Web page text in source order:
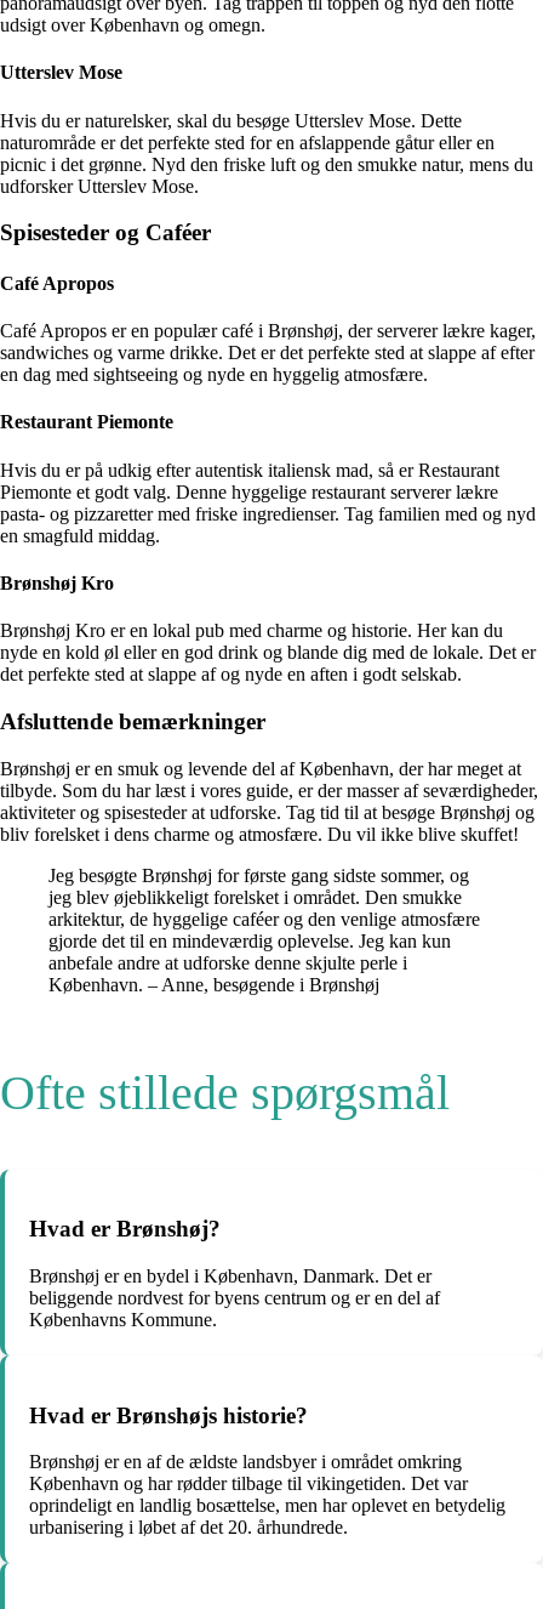
udsigt over København og omegn.
Utterslev Mose
Hvis du er naturelsker, skal du besøge Utterslev Mose. Dette
naturområde er det perfekte sted for en afslappende gåtur eller en
picnic i det grønne. Nyd den friske luft og den smukke natur, mens du
udforsker Utterslev Mose.
Spisesteder og Caféer
Café Apropos
Café Apropos er en populær café i Brønshøj, der serverer lækre kager,
sandwiches og varme drikke. Det er det perfekte sted at slappe af efter
en dag med sightseeing og nyde en hyggelig atmosfære.
Restaurant Piemonte
Hvis du er på udkig efter autentisk italiensk mad, så er Restaurant
Piemonte et godt valg. Denne hyggelige restaurant serverer lækre
pasta- og pizzaretter med friske ingredienser. Tag familien med og nyd
en smagfuld middag.
Brønshøj Kro
Brønshøj Kro er en lokal pub med charme og historie. Her kan du
nyde en kold øl eller en god drink og blande dig med de lokale. Det er
det perfekte sted at slappe af og nyde en aften i godt selskab.
Afsluttende bemærkninger
Brønshøj er en smuk og levende del af København, der har meget at
tilbyde. Som du har læst i vores guide, er der masser af seværdigheder,
aktiviteter og spisesteder at udforske. Tag tid til at besøge Brønshøj og
bliv forelsket i dens charme og atmosfære. Du vil ikke blive skuffet!
Jeg besøgte Brønshøj for første gang sidste sommer, og
jeg blev øjeblikkeligt forelsket i området. Den smukke
arkitektur, de hyggelige caféer og den venlige atmosfære
gjorde det til en mindeværdig oplevelse. Jeg kan kun
anbefale andre at udforske denne skjulte perle i
København. – Anne, besøgende i Brønshøj
Ofte stillede spørgsmål
Hvad er Brønshøj?
Brønshøj er en bydel i København, Danmark. Det er
beliggende nordvest for byens centrum og er en del af
Københavns Kommune.
Hvad er Brønshøjs historie?
Brønshøj er en af ​​de ældste landsbyer i området omkring
København og har rødder tilbage til vikingetiden. Det var
oprindeligt en landlig bosættelse, men har oplevet en betydelig
urbanisering i løbet af det 20. århundrede.